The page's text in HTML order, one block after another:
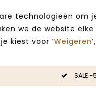
technologieën
we de website
kiest voor ‘Weigeren
SALE -